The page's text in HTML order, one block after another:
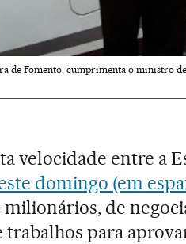
de Fomento, cumprimenta o ministro
velocidade entre a
domingo (em
de
trabalhos para